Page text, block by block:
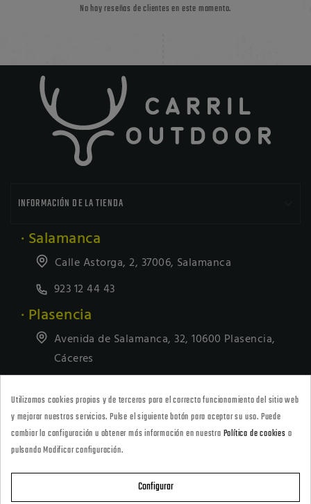
No hay reseñas de clientes en este momento.
INFORMACIÓN DE LA TIENDA
· Salamanca
Calle Astorga, 2, 37006, Salamanca
923 12 44 43
· Plasencia
Avenida de Salamanca, 32, 10600 Plasencia,
Cáceres
· Tienda Online
marketing@armeriacarril.com
Utilizamos cookies propias y de terceros para el correcto funcionamiento del sitio web
y mejorar nuestros servicios. Pulse el siguiente botón para aceptar su uso. Puede
cambiar la configuración u obtener más información en nuestra Política de cookies o
pulsando Modificar configuración.
Configurar